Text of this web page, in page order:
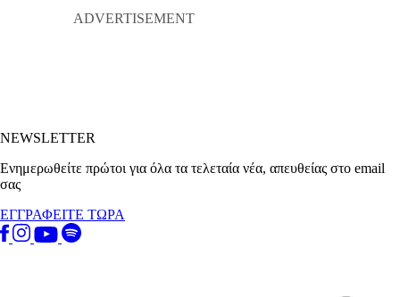
NEWSLETTER
Ενημερωθείτε πρώτοι για όλα τα τελεταία νέα, απευθείας στο email
σας
ΕΓΓΡΑΦΕΙΤΕ ΤΩΡΑ